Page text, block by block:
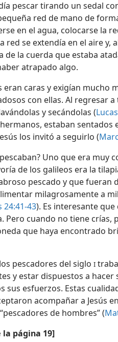
pescar tirando un sedal
red de mano de
en el agua, colocarse la
red se extendía en el aire y,
de la cuerda que estaba
atrapado algo.
eran caras y exigían mucho
con ellas. Al regresar
y secándolas (
estaban sentados
los invitó a seguirlo (
Uno que era muy
de los galileos era la
pescado y que fueran
milagrosamente a
24:41-43). Es interesante que
Pero cuando no tiene crías,
que haya encontrado
pescadores del siglo
y estar dispuestos a
sus esfuerzos. Estas
acompañar a Jesús
de hombres” (